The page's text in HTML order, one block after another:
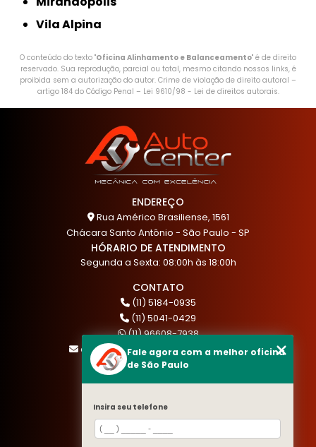
Vila Alpina
O conteúdo do texto "Oficina Alinhamento e Balanceamento" é de direito
reservado. Sua reprodução, parcial ou total, mesmo citando nossos links, é
proibida sem a autorização do autor. Crime de violação de direito autoral –
artigo 184 do Código Penal – Lei 9610/98 - Lei de direitos autorais.
ENDEREÇO
Rua Américo Brasiliense, 1561
Chácara Santo Antônio - São Paulo - SP
HÓRARIO DE ATENDIMENTO
Segunda a Sexta: 08:00h às 18:00h
CONTATO
(11) 5184-0935
(11) 5041-0429
(11) 96608-7938
atendimento@akautocenter.com.br
MENU
HOME
QUEM SOMOS
Fale agora com a melhor oficina
de São Paulo
Insira seu telefone